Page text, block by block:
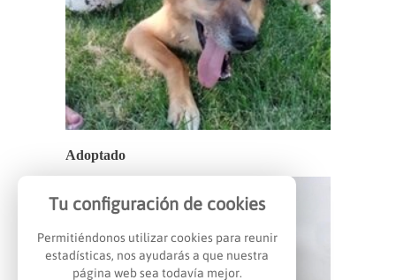
Adoptado
Tu configuración de cookies
Permitiéndonos utilizar cookies para reunir
estadísticas, nos ayudarás a que nuestra
página web sea todavía mejor.